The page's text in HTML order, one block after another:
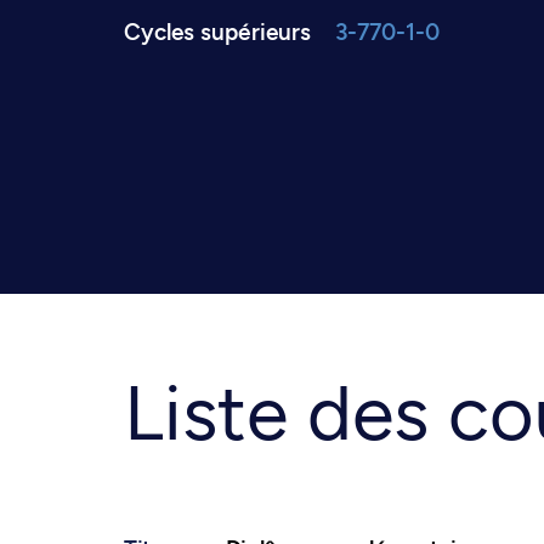
Cycles supérieurs 3-770-1-0
Liste des